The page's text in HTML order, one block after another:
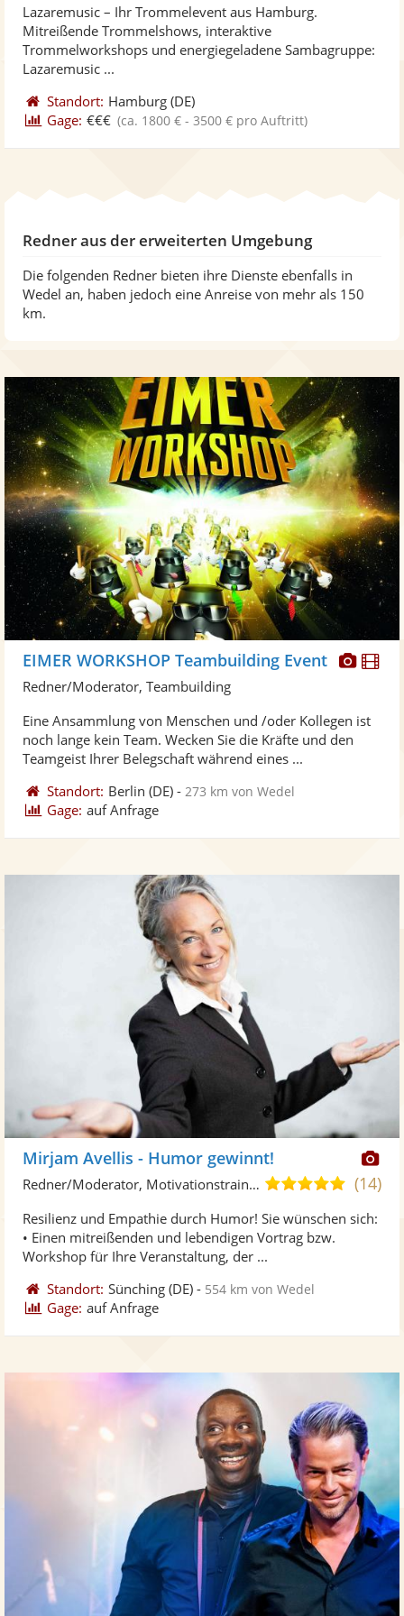
Lazaremusic – Ihr Trommelevent aus Hamburg.
Mitreißende Trommelshows, interaktive
Trommelworkshops und energiegeladene Sambagruppe:
Lazaremusic ...
Standort: Hamburg (DE)
Gage: €€€ (ca. 1800 € - 3500 € pro Auftritt)
Redner aus der erweiterten Umgebung
Die folgenden Redner bieten ihre Dienste ebenfalls in
Wedel an, haben jedoch eine Anreise von mehr als 150
km.
Fotos
EIMER WORKSHOP Teambuilding Event
Redner/Moderator, Teambuilding
Eine Ansammlung von Menschen und /oder Kollegen ist
noch lange kein Team. Wecken Sie die Kräfte und den
Teamgeist Ihrer Belegschaft während eines ...
Standort: Berlin (DE) - 273 km von Wedel
Gage: auf Anfrage
Mirjam Avellis - Humor gewinnt!
4,9
5
(14)
Redner/Moderator, Motivationstrainer
Resilienz und Empathie durch Humor! Sie wünschen sich:
• Einen mitreißenden und lebendigen Vortrag bzw.
Workshop für Ihre Veranstaltung, der ...
Standort: Sünching (DE) - 554 km von Wedel
Gage: auf Anfrage